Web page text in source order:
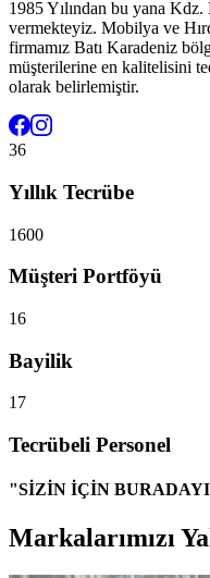
1985 Yılından bu yana
vermekteyiz. Mobilya ve
firmamız Batı Karadeniz
müşterilerine en kalitelisini
olarak belirlemiştir.
36
Yıllık Tecrübe
1600
Müşteri Portföyü
16
Bayilik
17
Tecrübeli Personel
"SİZİN İÇİN
Markalarımızı